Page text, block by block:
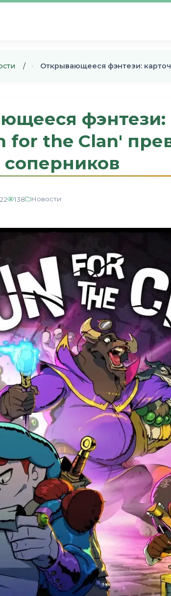
› Открывающееся фэнтези:
фэнтези:
for the Clan'
соперников
138 Новости